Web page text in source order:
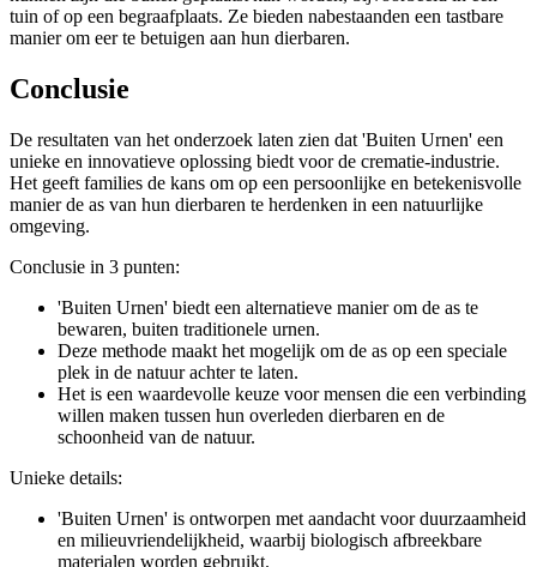
tuin of op een begraafplaats. Ze bieden nabestaanden een tastbare
manier om eer te betuigen aan hun dierbaren.
Conclusie
De resultaten van het onderzoek laten zien dat 'Buiten Urnen' een
unieke en innovatieve oplossing biedt voor de crematie-industrie.
Het geeft families de kans om op een persoonlijke en betekenisvolle
manier de as van hun dierbaren te herdenken in een natuurlijke
omgeving.
Conclusie in 3 punten:
'Buiten Urnen' biedt een alternatieve manier om de as te
bewaren, buiten traditionele urnen.
Deze methode maakt het mogelijk om de as op een speciale
plek in de natuur achter te laten.
Het is een waardevolle keuze voor mensen die een verbinding
willen maken tussen hun overleden dierbaren en de
schoonheid van de natuur.
Unieke details:
'Buiten Urnen' is ontworpen met aandacht voor duurzaamheid
en milieuvriendelijkheid, waarbij biologisch afbreekbare
materialen worden gebruikt.